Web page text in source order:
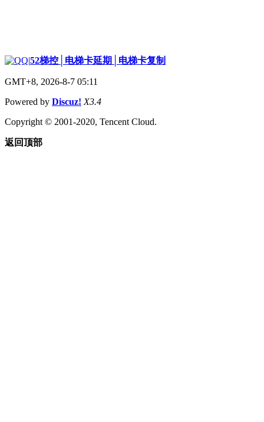
|52梯控│电梯卡延期│电梯卡复制
GMT+8, 2026-8-7 05:11
Powered by Discuz! X3.4
Copyright © 2001-2020, Tencent Cloud.
返回顶部